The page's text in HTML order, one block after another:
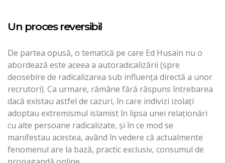
Un proces reversibil
De partea opusă, o tematică pe care Ed Husain nu o
abordează este aceea a autoradicalizării (spre
deosebire de radicalizarea sub influența directă a unor
recrutori). Ca urmare, rămâne fără răspuns întrebarea
dacă existau astfel de cazuri, în care indivizi izolați
adoptau extremismul islamist în lipsa unei relaționări
cu alte persoane radicalizate, și în ce mod se
manifestau acestea, având în vedere că actualmente
fenomenul are la bază, practic exclusiv, consumul de